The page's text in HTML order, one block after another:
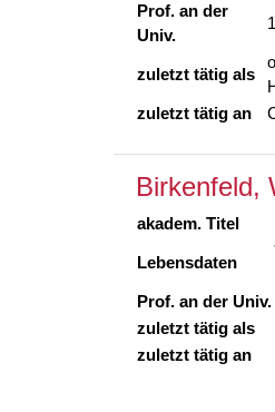
Prof. an der
Univ.
zuletzt tätig als
zuletzt tätig an
Birkenfeld,
akadem. Titel
Lebensdaten
Prof. an der Univ.
zuletzt tätig als
zuletzt tätig an